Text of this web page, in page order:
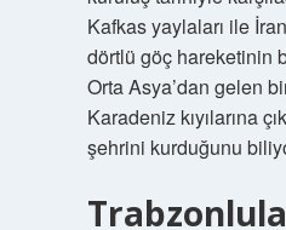
Kafkas yaylaları ile
dörtlü göç hareketinin
Orta Asya’dan gelen
Karadeniz kıyılarına
şehrini kurduğunu